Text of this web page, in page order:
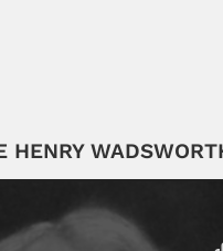
HENRY